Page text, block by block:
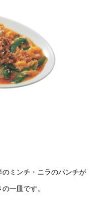
ミンチ・ニラのパンチが
一皿です。